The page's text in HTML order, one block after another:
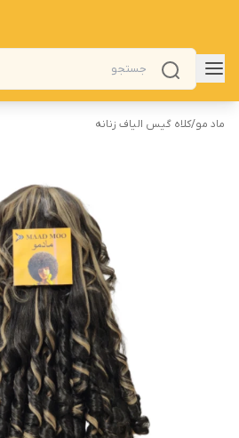
ماد مو/کلاه گیس الیاف زنانه